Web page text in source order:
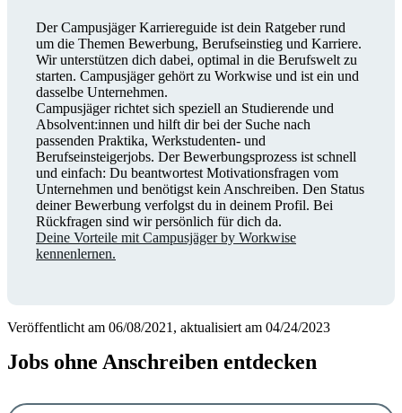
Der Campusjäger Karriereguide ist dein Ratgeber rund
um die Themen Bewerbung, Berufseinstieg und Karriere.
Wir unterstützen dich dabei, optimal in die Berufswelt zu
starten. Campusjäger gehört zu Workwise und ist ein und
dasselbe Unternehmen.
Campusjäger richtet sich speziell an Studierende und
Absolvent:innen und hilft dir bei der Suche nach
passenden Praktika, Werkstudenten- und
Berufseinsteigerjobs. Der Bewerbungsprozess ist schnell
und einfach: Du beantwortest Motivationsfragen vom
Unternehmen und benötigst kein Anschreiben. Den Status
deiner Bewerbung verfolgst du in deinem Profil. Bei
Rückfragen sind wir persönlich für dich da.
Deine Vorteile mit Campusjäger by Workwise
kennenlernen.
Veröffentlicht am 06/08/2021, aktualisiert am 04/24/2023
Jobs ohne Anschreiben entdecken